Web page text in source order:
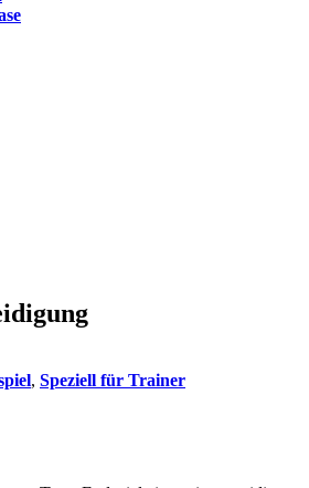
, Speziell für Trainer